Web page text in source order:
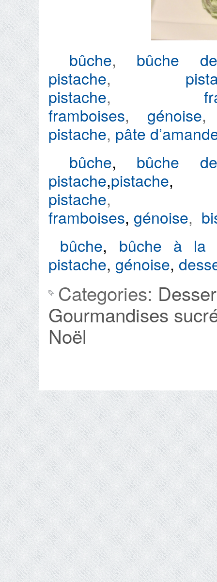
bûche, bûche
pistache,
pistache,
framboises, génoise
pistache, pâte
bûche, bûche
pistache,pistache
pistache,
framboises, génoise,
bûche, bûche à la
pistache, génoise,
Categories:
Gourmandises
Noël